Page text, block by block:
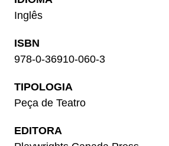
Inglês
ISBN
978-0-36910-060-3
TIPOLOGIA
Peça de Teatro
EDITORA